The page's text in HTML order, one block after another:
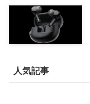
人気記事